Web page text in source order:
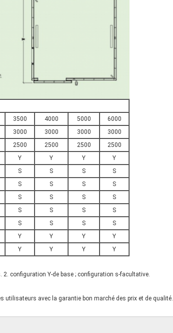
3500 4000 5000
6000
3000 3000 3000
3000
2500 2500 2500
2500
Y Y Y
Y
S S S
S
S S S
S
S S S
S
S S S
S
S S S
S
Y Y Y
Y
Y Y Y Y
configuration Y-de base ; configuration s-facultative.
utilisateurs avec la garantie bon marché des prix et de qualité.